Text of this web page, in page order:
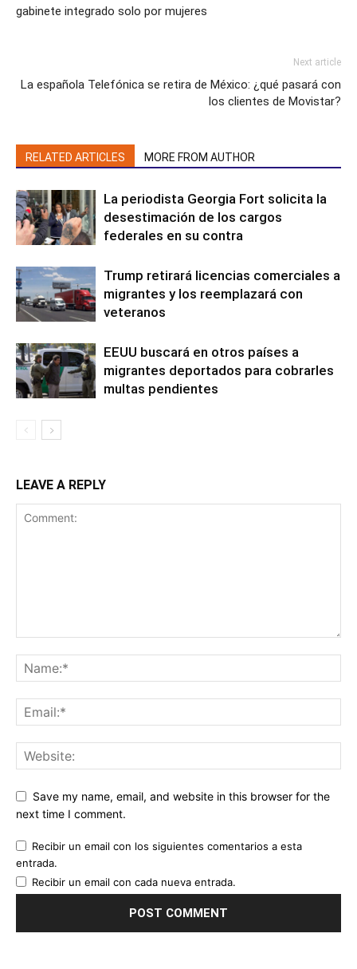
gabinete integrado solo por mujeres
Next article
La española Telefónica se retira de México: ¿qué pasará con
los clientes de Movistar?
RELATED ARTICLES MORE FROM AUTHOR
La periodista Georgia Fort solicita la
desestimación de los cargos
federales en su contra
Trump retirará licencias comerciales a
migrantes y los reemplazará con
veteranos
EEUU buscará en otros países a
migrantes deportados para cobrarles
multas pendientes
LEAVE A REPLY
Save my name, email, and website in this browser for the
next time I comment.
Recibir un email con los siguientes comentarios a esta
entrada.
Recibir un email con cada nueva entrada.